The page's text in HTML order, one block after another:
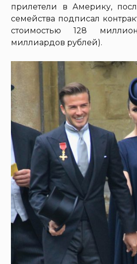
прилетели в Америку,
семейства подписал
стоимостью 128
миллиардов рублей).